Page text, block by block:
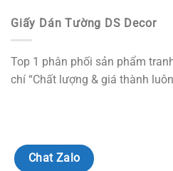
Giấy Dán Tường DS Decor
Top 1 phân phối sản phẩm
chí “Chất lượng & giá thành
Chat Zalo